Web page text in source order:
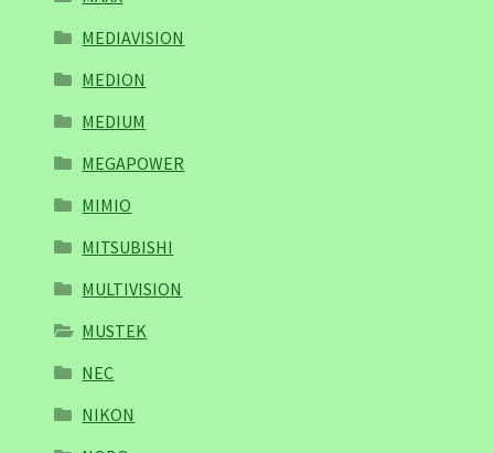
MEDIAVISION
MEDION
MEDIUM
MEGAPOWER
MIMIO
MITSUBISHI
MULTIVISION
MUSTEK
NEC
NIKON